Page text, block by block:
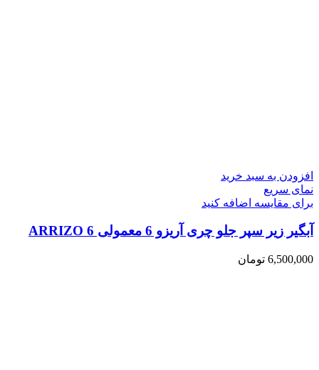
افزودن به سبد خرید
نمای سریع
برای مقایسه اضافه کنید
آبگیر زیر سپر جلو چری آریزو 6 معمولی ARRIZO 6
6,500,000 تومان